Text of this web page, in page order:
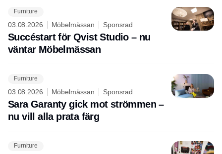
Furniture
03.08.2026 Möbelmässan Sponsrad
Succéstart för Qvist Studio – nu
väntar Möbelmässan
Furniture
03.08.2026 Möbelmässan Sponsrad
Sara Garanty gick mot strömmen –
nu vill alla prata färg
Furniture